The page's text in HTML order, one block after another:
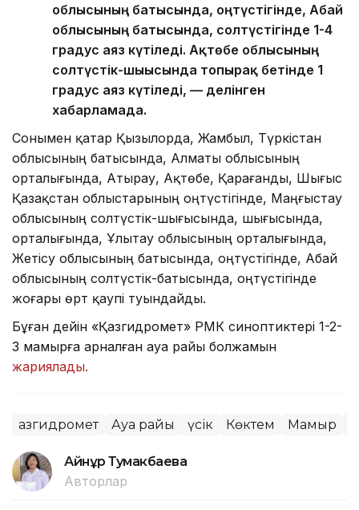
облысының батысында, оңтүстігінде, Абай
облысының батысында, солтүстігінде 1-4
градус аяз күтіледі. Ақтөбе облысының
солтүстік-шығысында топырақ бетінде 1
градус аяз күтіледі, — делінген
хабарламада.
Сонымен қатар Қызылорда, Жамбыл, Түркістан
облысының батысында, Алматы облысының
орталығында, Атырау, Ақтөбе, Қарағанды, Шығыс
Қазақстан облыстарының оңтүстігінде, Маңғыстау
облысының солтүстік-шығысында, шығысында,
орталығында, Ұлытау облысының орталығында,
Жетісу облысының батысында, оңтүстігінде, Абай
облысының солтүстік-батысында, оңтүстігінде
жоғары өрт қаупі туындайды.
Бұған дейін «Қазгидромет» РМК синоптиктері 1-2-
3 мамырға арналған ауа райы болжамын
жариялады.
Қазгидромет Ауа райы үсік Көктем Мамыр
Айнұр Тумакбаева
Авторлар